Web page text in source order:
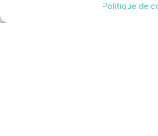
Politique de